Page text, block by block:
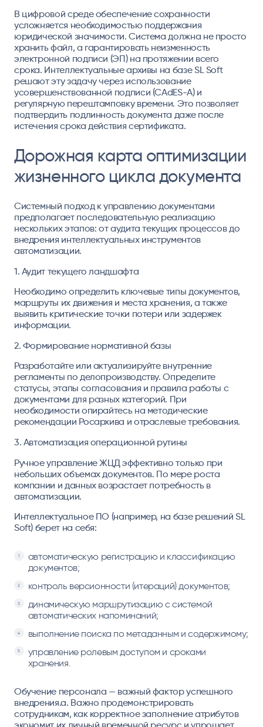
В цифровой среде обеспечение сохранности
усложняется необходимостью поддержания
юридической значимости. Система должна не просто
хранить файл, а гарантировать неизменность
электронной подписи (ЭП) на протяжении всего
срока. Интеллектуальные архивы на базе SL Soft
решают эту задачу через использование
усовершенствованной подписи (CAdES-A) и
регулярную перештамповку времени. Это позволяет
подтвердить подлинность документа даже после
истечения срока действия сертификата.
Дорожная карта оптимизации
жизненного цикла документа
Системный подход к управлению документами
предполагает последовательную реализацию
нескольких этапов: от аудита текущих процессов до
внедрения интеллектуальных инструментов
автоматизации.
1. Аудит текущего ландшафта
Необходимо определить ключевые типы документов,
маршруты их движения и места хранения, а также
выявить критические точки потери или задержек
информации.
2. Формирование нормативной базы
Разработайте или актуализируйте внутренние
регламенты по делопроизводству. Определите
статусы, этапы согласования и правила работы с
документами для разных категорий. При
необходимости опирайтесь на методические
рекомендации Росархива и отраслевые требования.
3. Автоматизация операционной рутины
Ручное управление ЖЦД эффективно только при
небольших объемах документов. По мере роста
компании и данных возрастает потребность в
автоматизации.
Интеллектуальное ПО (например, на базе решений SL
Soft) берет на себя:
автоматическую регистрацию и классификацию
документов;
контроль версионности (итераций) документов;
динамическую маршрутизацию с системой
автоматических напоминаний;
выполнение поиска по метаданным и содержимому;
управление ролевым доступом и сроками
хранения.
Обучение персонала — важный фактор успешного
внедрения.а. Важно продемонстрировать
сотрудникам, как корректное заполнение атрибутов